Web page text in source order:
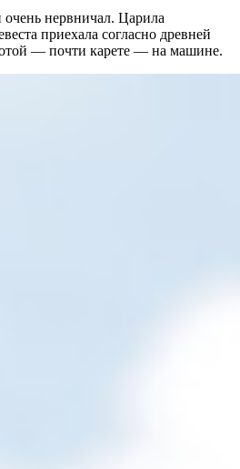
нервничал. Царила
приехала согласно древней
— почти карете — на машине.